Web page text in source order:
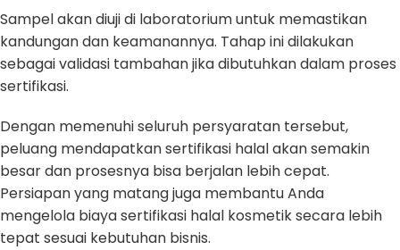
Sampel akan diuji di laboratorium untuk memastikan
kandungan dan keamanannya. Tahap ini dilakukan
sebagai validasi tambahan jika dibutuhkan dalam proses
sertifikasi.
Dengan memenuhi seluruh persyaratan tersebut,
peluang mendapatkan sertifikasi halal akan semakin
besar dan prosesnya bisa berjalan lebih cepat.
Persiapan yang matang juga membantu Anda
mengelola biaya sertifikasi halal kosmetik secara lebih
tepat sesuai kebutuhan bisnis.